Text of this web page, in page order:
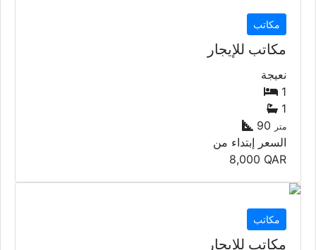
مكاتب
مكاتب للإيجار
نعيجة
1
1
90
السعر إبتداء من
8,000 QAR
مكاتب
مكاتب للإيجار